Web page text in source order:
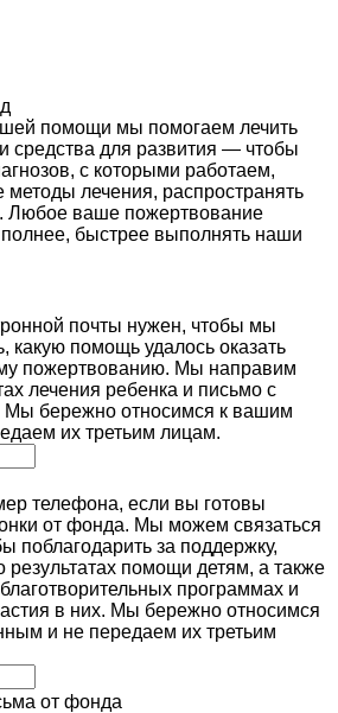
помощи мы помогаем лечить
средства для развития — чтобы
с которыми работаем,
лечения, распространять
Любое ваше пожертвование
быстрее выполнять наши
почты нужен, чтобы мы
какую помощь удалось оказать
пожертвованию. Мы направим
лечения ребенка и письмо с
Мы бережно относимся к вашим
их третьим лицам.
телефона, если вы готовы
от фонда. Мы можем связаться
поблагодарить за поддержку,
результатах помощи детям, а также
программах и
в них. Мы бережно относимся
и не передаем их третьим
от фонда